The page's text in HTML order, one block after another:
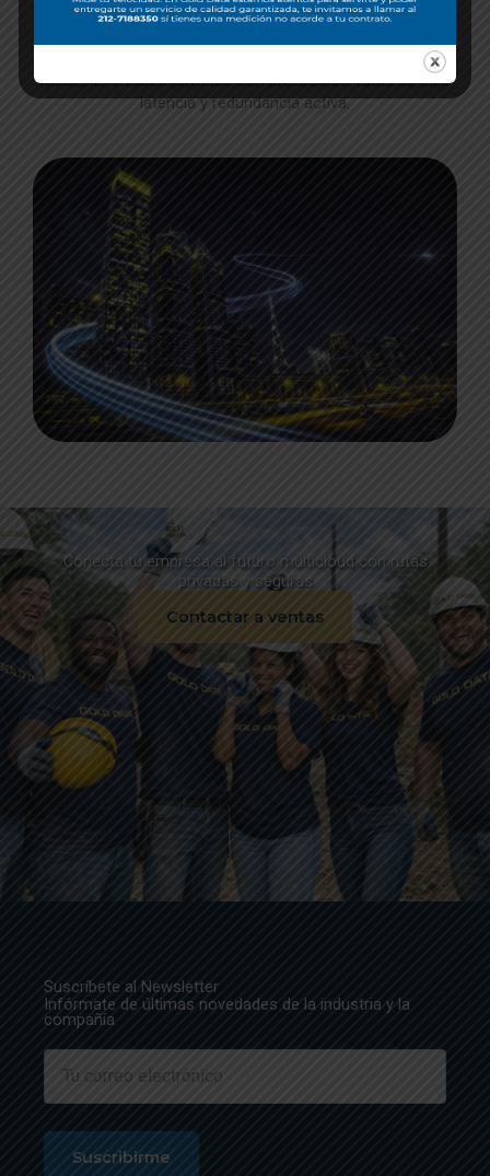
mediante enlaces privados con protocolos, rutas de baja
latencia y redundancia activa.
Conecta tu empresa al futuro multicloud con rutas
privadas y seguras
Contactar a ventas
Suscríbete al Newsletter
Infórmate de últimas novedades de la industria y la
compañía